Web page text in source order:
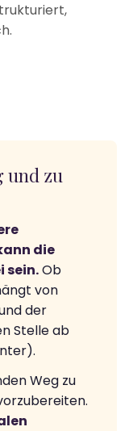
und zu
die
sein.Ob
von
der
Stelle ab
Weg zu